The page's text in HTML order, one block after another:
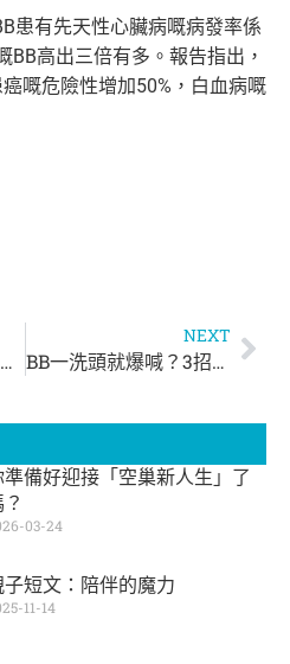
患有先天性心臟病嘅病發率係
BB高出三倍有多。報告指出，
嘅危險性增加50%，白血病嘅
4招令小朋友自動自覺做功課
NEXT
BB一洗頭就爆喊？3招幫BB洗頭冇難度！
準備好迎接「空巢新人生」了
03-24
子短文：陪伴的魔力
11-14